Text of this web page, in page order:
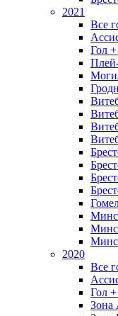
2021
Все
Гол
2020
Все
Гол
Зона